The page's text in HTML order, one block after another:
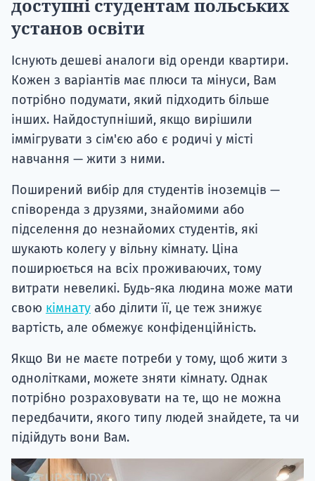
доступні студентам польських
установ освіти
Існують дешеві аналоги від оренди квартири.
Кожен з варіантів має плюси та мінуси, Вам
потрібно подумати, який підходить більше
інших. Найдоступніший, якщо вирішили
іммігрувати з сім'єю або є родичі у місті
навчання — жити з ними.
Поширений вибір для студентів іноземців —
співоренда з друзями, знайомими або
підселення до незнайомих студентів, які
шукають колегу у вільну кімнату. Ціна
поширюється на всіх проживаючих, тому
витрати невеликі. Будь-яка людина може мати
свою кімнату або ділити її, це теж знижує
вартість, але обмежує конфіденційність.
Якщо Ви не маєте потреби у тому, щоб жити з
однолітками, можете зняти кімнату. Однак
потрібно розраховувати на те, що не можна
передбачити, якого типу людей знайдете, та чи
підійдуть вони Вам.